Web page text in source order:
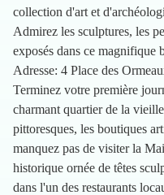
collection d'art et
Admirez les sculptures, les
exposés dans ce magnifique
Adresse: 4 Place des
Terminez votre première
charmant quartier de la
pittoresques, les boutiques
manquez pas de visiter la
historique ornée de têtes
dans l'un des restaurants